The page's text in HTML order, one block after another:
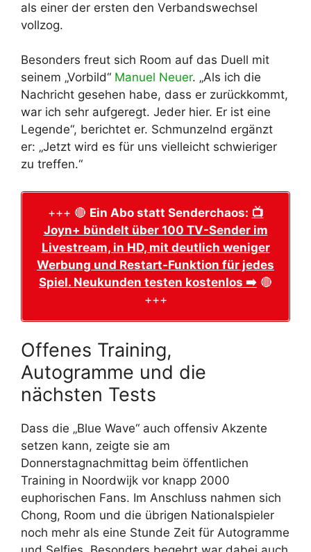
als einer der ersten den Verbandswechsel
vollzog.
Besonders freut sich Room auf das Duell mit
seinem „Vorbild“ Manuel Neuer. „Als ich die
Nachricht gesehen habe, dass er zurückkommt,
war ich sehr aufgeregt. Jeder hier. Er ist eine
Legende“, berichtet er. Schmunzelnd ergänzt
er: „Jetzt wird es für uns vielleicht schwieriger
zu treffen.“
+++ 🔴 Ein Abo statt Senderchaos: 📺
Joyn+ bündelt über 100 TV-Sender im
Livestream, in HD, mit deutlich weniger
Werbung und Restart-Funktion für jedes
Spiel. Neukunden testen kostenlos ➡️ 🔴
+++
Offenes Training,
Autogramme und die
nächsten Tests
Dass die „Blue Wave“ auch offensiv Akzente
setzen kann, zeigte sie am
Donnerstagnachmittag beim öffentlichen
Training in Noordwijk vor knapp 2000
euphorischen Fans. Im Anschluss nahmen sich
Chong, Room und die übrigen Nationalspieler
noch mehr als eine Stunde Zeit für Autogramme